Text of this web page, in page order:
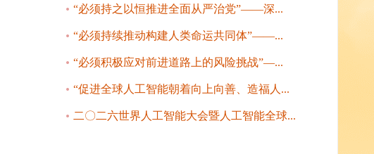
“必须持之以恒推进全面从严治党”——深...
“必须持续推动构建人类命运共同体”——...
“必须积极应对前进道路上的风险挑战”—...
“促进全球人工智能朝着向上向善、造福人...
二〇二六世界人工智能大会暨人工智能全球...